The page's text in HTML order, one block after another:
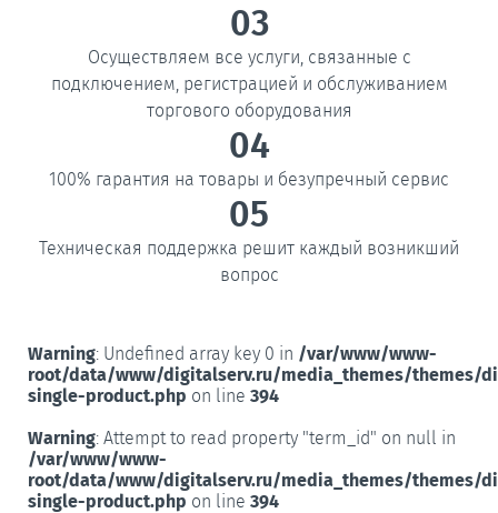
03
Осуществляем все услуги, связанные с
подключением, регистрацией и обслуживанием
торгового оборудования
04
100% гарантия на товары и безупречный сервис
05
Техническая поддержка решит каждый возникший
вопрос
Warning: Undefined array key 0 in /var/www/www-
root/data/www/digitalserv.ru/media_themes/themes/
single-product.php on line 394
Warning: Attempt to read property "term_id" on null in
/var/www/www-
root/data/www/digitalserv.ru/media_themes/themes/
single-product.php on line 394